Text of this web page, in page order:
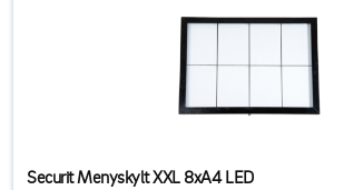
Securit Menyskylt XXL 8xA4 LED